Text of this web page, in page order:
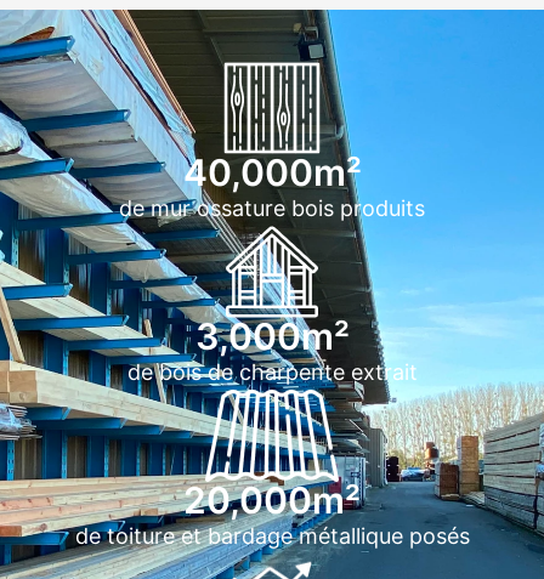
de mur ossature bois produits
40,000m²
de bois de charpente extrait
3,000m²
de toiture et bardage métallique posés
20,000m²